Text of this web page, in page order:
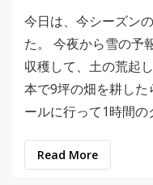
今日は、今シーズン
た。 今夜から雪の予
収穫して、土の荒起
本で9坪の畑を耕し
ールに行って1時間
Read More